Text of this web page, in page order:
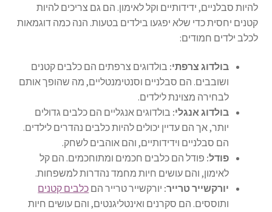
להיות סבלניים, ידידותיים וקל לאימון. הם גם צריכים להיות
קטנים יחסית כדי שלא יפגעו בילדים בטעות. הנה כמה דוגמאות
לכלב ילדים חמודים:
בולדוג צרפתי: בולדוגים צרפתים הם כלבים קטנים
ושובבים. הם סבלניים וסנטימנטליים, מה שהופך אותם
לבחירה מצוינת לילדים.
בולדוג אנגלי: בולדוגים אנגליים הם כלבים גדולים
יותר, אך הם עדיין יכולים להיות כלבים נהדרים לילדים.
הם סבלניים וידידותיים, והם אוהבים לשחק.
פודל: פודל הם כלבים חכמים ומתוחכמים. הם קל
לאימון, והם עושים חיות מחמד נהדרות למשפחות.
יורקשייר טרייר: יורקשייר טרייר הם כלבים קטנים
ותוססים. הם סקרנים ואינטליגנטים, והם עושים חיות